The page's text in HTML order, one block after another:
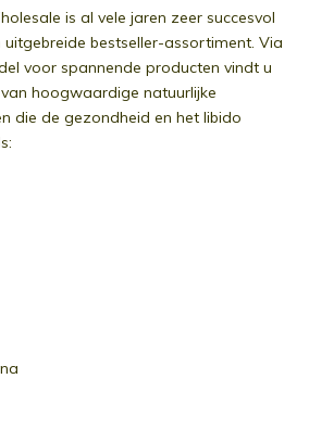
is al vele jaren zeer succesvol
bestseller-assortiment. Via
voor spannende producten vindt u
hoogwaardige natuurlijke
die de gezondheid en het libido